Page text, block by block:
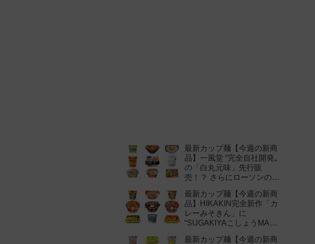
最新カップ麺【今週の新商
品】一風堂 “完全自社開発„
の「白丸元味」先行販
売！？ さらにローソンの激
新作まとめ！
最新カップ麺【今週の新商
品】HIKAKIN完全新作「カ
レーみそきん」に
“SUGAKIYAこしょうMAX„
最新カップ麺【今週の新商